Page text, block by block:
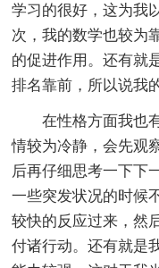
学习的很好，这为我
次，我的数学也较为
的促进作用。还有就
排名靠前，所以说我
在性格方面我也有
情较为冷静，会先观
后再仔细思考一下下
一些突发状况的时候
较快的反应过来，然
付诸行动。还有就是